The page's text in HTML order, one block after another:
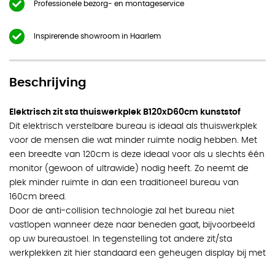
Professionele bezorg- en montageservice
Inspirerende showroom in Haarlem
Beschrijving
Elektrisch zit sta thuiswerkplek B120xD60cm kunststof
Dit elektrisch verstelbare bureau is ideaal als thuiswerkplek
voor de mensen die wat minder ruimte nodig hebben. Met
een breedte van 120cm is deze ideaal voor als u slechts één
monitor (gewoon of ultrawide) nodig heeft. Zo neemt de
plek minder ruimte in dan een traditioneel bureau van
160cm breed.
Door de anti-collision technologie zal het bureau niet
vastlopen wanneer deze naar beneden gaat, bijvoorbeeld
op uw bureaustoel. In tegenstelling tot andere zit/sta
werkplekken zit hier standaard een geheugen display bij met